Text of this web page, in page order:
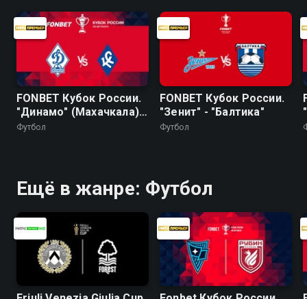
FONBET Кубок России.
"Динамо" (Махачкала) -
"Крылья Советов"
Футбол
FONBET Кубок России.
"Зенит" - "Балтика"
Футбол
Ещё в жанре: Футбол